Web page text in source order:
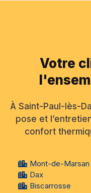
Votre
À Saint-Paul-lès-
pose et
confort
Mont-de-Marsan
Dax
Biscarrosse